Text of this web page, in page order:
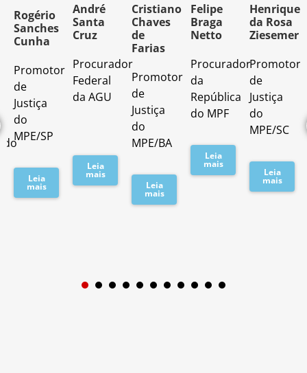
Rogério
Sanches
Cunha
Promotor
de
Justiça
do
MPE/SP
Leia
mais
André
Santa
Cruz
Procurador
Federal
da AGU
Leia
mais
Cristiano
Chaves
de
Farias
Promotor
de
Justiça
do
MPE/BA
Leia
mais
Felipe
Braga
Netto
Procurador
da
República
do MPF
Leia
mais
Henrique
da Rosa
Ziesemer
Promotor
de
Justiça
do
MPE/SC
Leia
mais
1 2 3